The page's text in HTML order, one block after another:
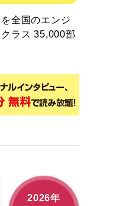
全国のエンジ
ラス 35,000部
2026年